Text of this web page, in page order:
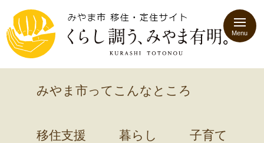
Menu
みやま市ってこんなところ
移住支援 暮らし 子育て